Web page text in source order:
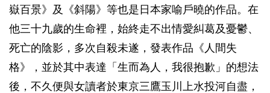
嶽百景》及《斜陽》等也是日本家喻戶曉的作品。在
他三十九歲的生命裡，始終走不出情愛糾葛及憂鬱、
死亡的陰影，多次自殺未遂，發表作品《人間失
格》，並於其中表達「生而為人，我很抱歉」的想法
後，不久便與女讀者於東京三鷹玉川上水投河自盡，